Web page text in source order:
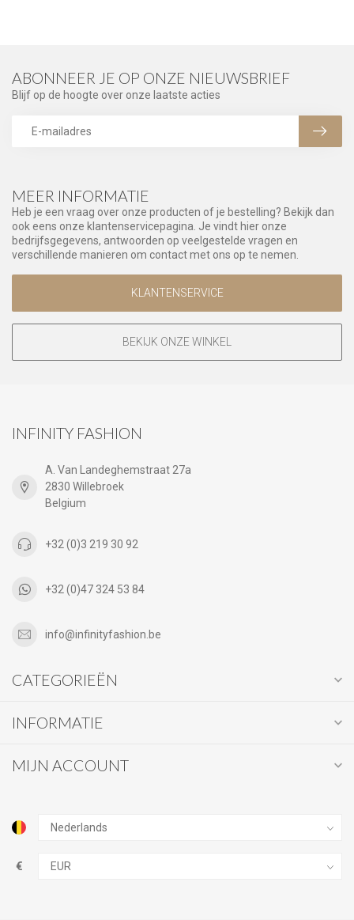
MEER INFORMATIE
Heb je een vraag over onze producten of je bestelling? Bekijk dan
ook eens onze klantenservicepagina. Je vindt hier onze
bedrijfsgegevens, antwoorden op veelgestelde vragen en
verschillende manieren om contact met ons op te nemen.
KLANTENSERVICE
BEKIJK ONZE WINKEL
ABONNEER JE OP ONZE NIEUWSBRIEF
Blijf op de hoogte over onze laatste acties
INFINITY FASHION
A. Van Landeghemstraat 27a
2830 Willebroek
Belgium
+32 (0)3 219 30 92
+32 (0)47 324 53 84
info@infinityfashion.be
CATEGORIEËN
INFORMATIE
MIJN ACCOUNT
€